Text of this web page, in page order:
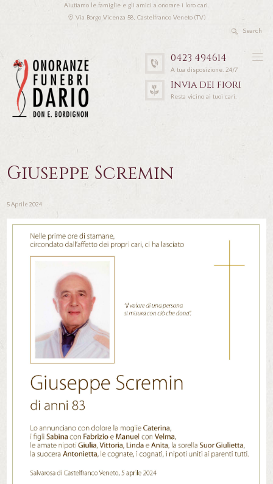
Aiutiamo le famiglie e gli amici a onorare i loro cari.
Via Borgo Vicenza 58, Castelfranco Veneto (TV)
0423 494614
A tua disposizione. 24/7
Invia dei fiori
Resta vicino ai tuoi cari.
Giuseppe Scremin
5 Aprile 2024